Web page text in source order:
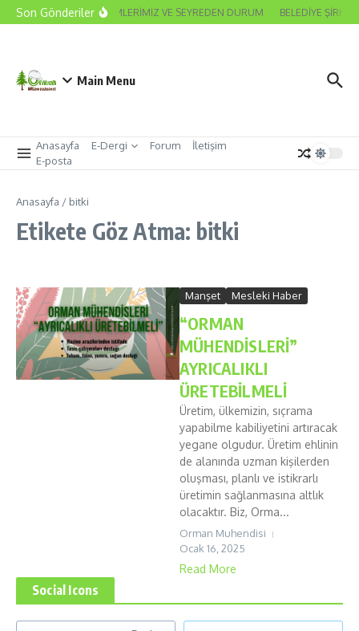
İçeriğe atla
Son Gönderiler
2026 ODA SEÇİMLERİMİZ VE SEYREDEN DURUM BELEDİYE
Main Menu
Anasayfa E-Dergi Forum
İletişim
E-posta
Anasayfa / bitki
Etikete Göz Atma: bitki
Manşet Mesleki Haber
“ORMAN
MÜHENDİSLERİ”
AYRICALIKLI
ÜRETEBİLMELİ
Üretim, ülkemizin, sıçrama
yapabilme kabiliyetini artıracak
yegane olgudur. Üretim ehlinin
de alanında uzman kişilerden
oluşması, planlı ve istikrarlı
üretimin sağlanmasına altlık
olacaktır. Biz, Orma...
Orman Muhendisi
Ocak 16, 2025
Read More
Social Icons